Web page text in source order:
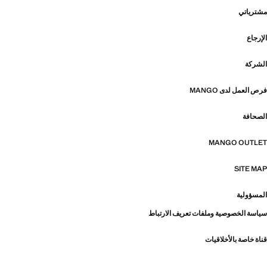
مشترياتي
الإرجاع
الشركة
فرص العمل لدى MANGO
الصحافة
MANGO OUTLET
SITE MAP
المسؤولية
سياسة الخصوصية وملفات تعريف الارتباط
قناة خاصة بالأخلاقيات